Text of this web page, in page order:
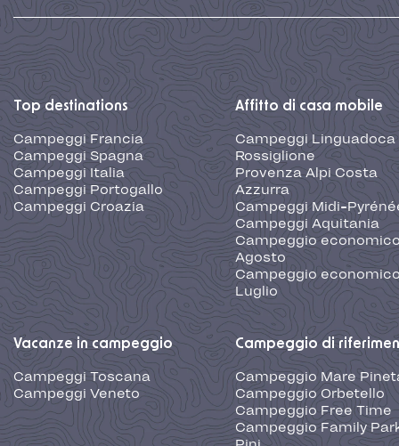
Top destinations
Campeggi Francia
Campeggi Spagna
Campeggi Italia
Campeggi Portogallo
Campeggi Croazia
Affitto di casa mobile
Campeggi Linguadoca
Rossiglione
Provenza Alpi Costa
Azzurra
Campeggi Midi-
Campeggi Aquitania
Campeggio
Agosto
Campeggio
Luglio
Vacanze in campeggio
Campeggi Toscana
Campeggi Veneto
Campeggio di
Campeggio Mare
Campeggio Orbetello
Campeggio Free Time
Campeggio Family